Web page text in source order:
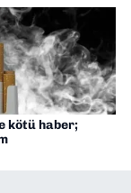
kötü haber;